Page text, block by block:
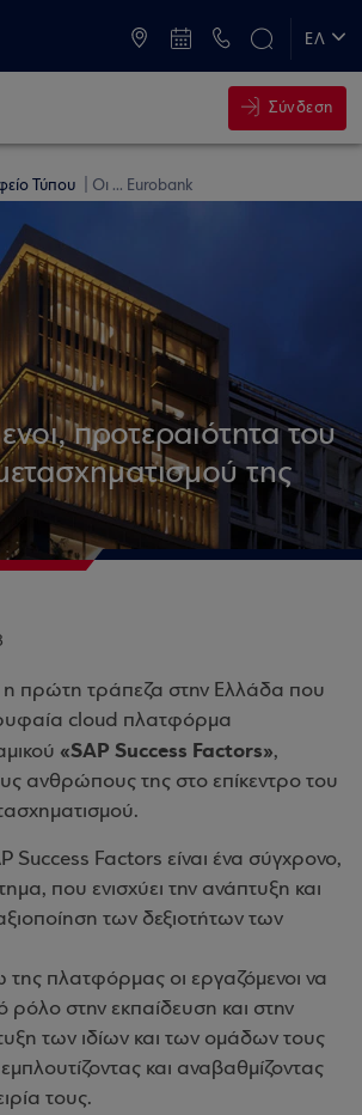
ΕΛ
Σύνδεση
Τύπου Οι ... Eurobank
προτεραιότητα του
της
η πρώτη τράπεζα στην Ελλάδα που
cloud πλατφόρμα
«SAP Success Factors»,
ανθρώπους της στο επίκεντρο του
Factors είναι ένα σύγχρονο,
που ενισχύει την ανάπτυξη και
των δεξιοτήτων των
της πλατφόρμας οι εργαζόμενοι να
ρόλο στην εκπαίδευση και στην
των ιδίων και των ομάδων τους
και αναβαθμίζοντας
τους.